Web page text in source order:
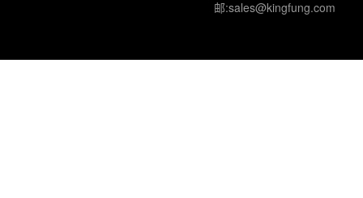
邮:sales@kingfung.com